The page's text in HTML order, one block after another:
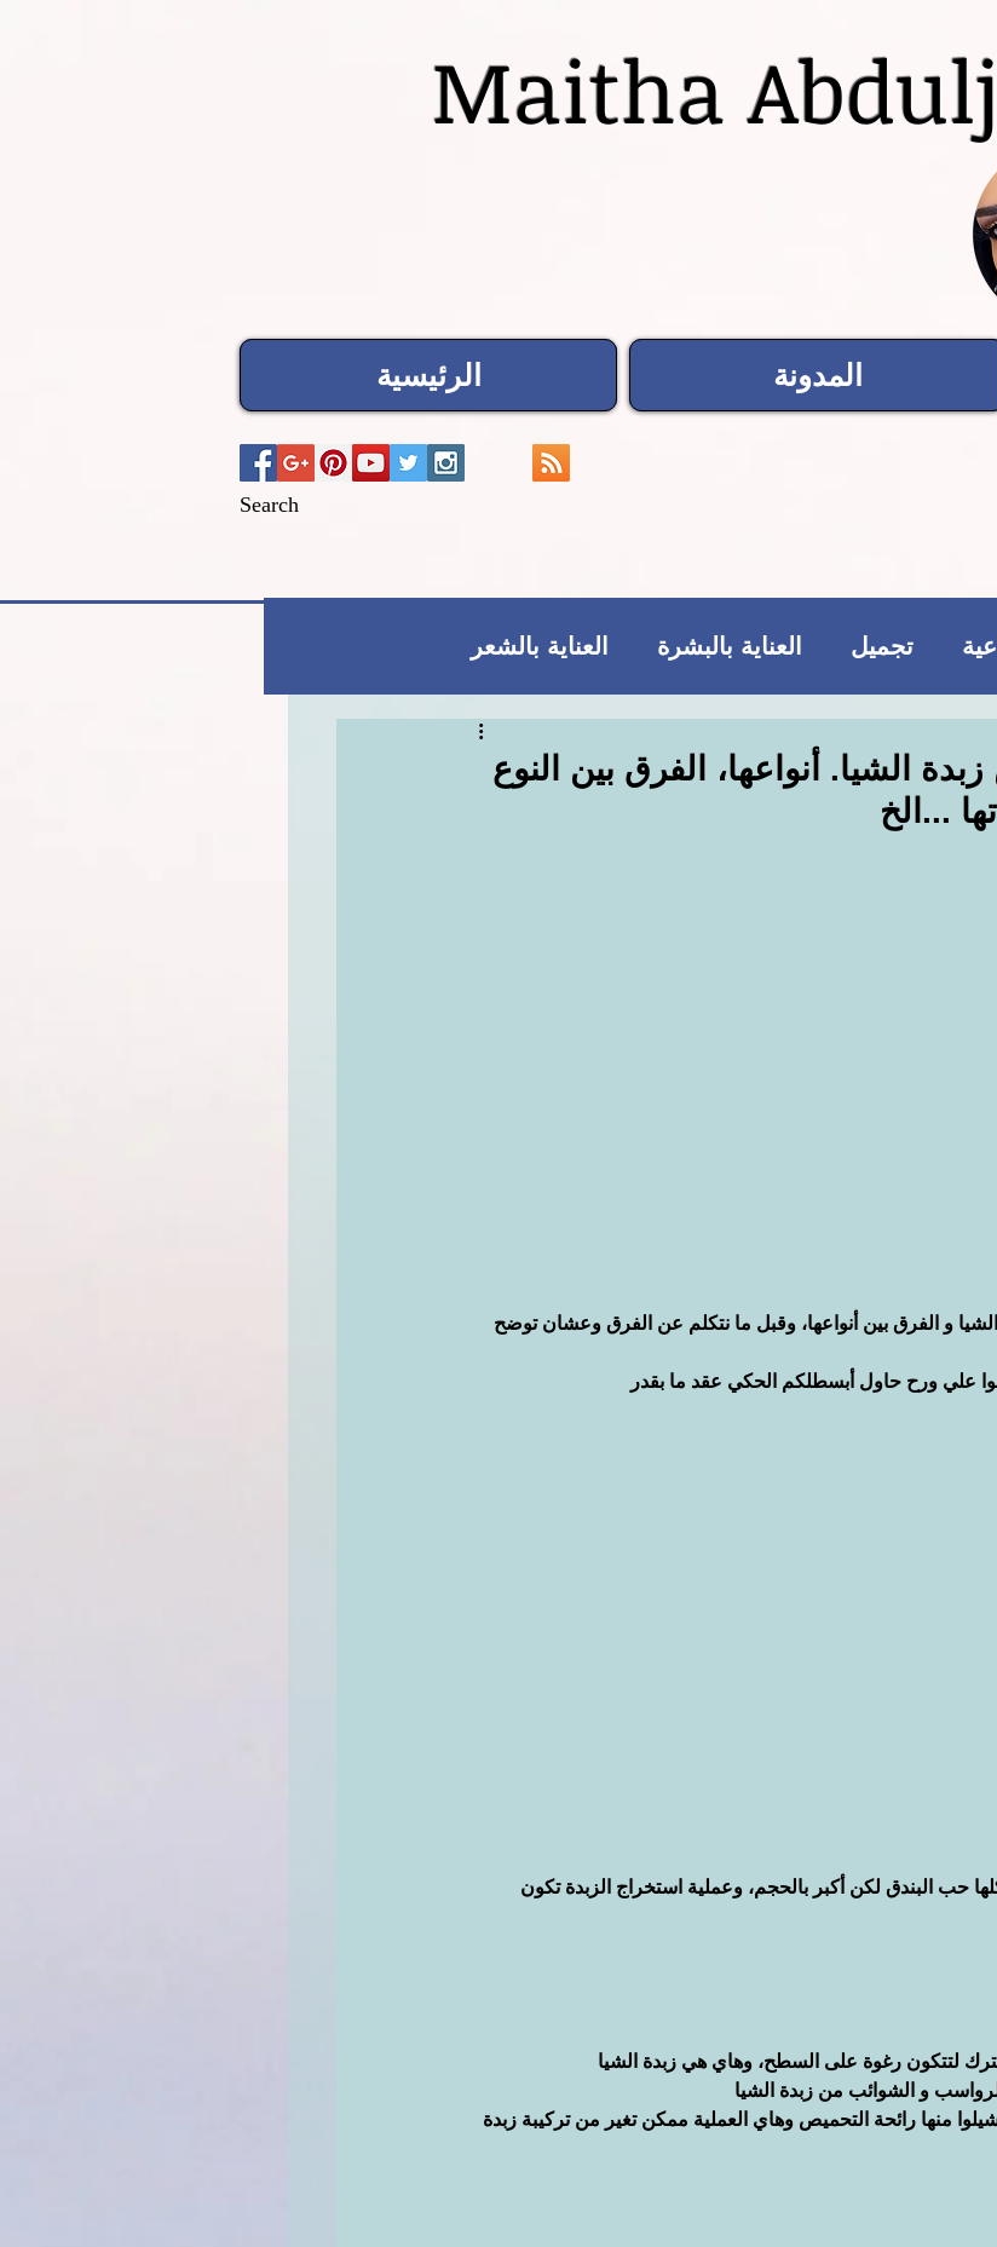
Maitha
الرئيسية المدونة
Search
تجميل العناية بالبشرة العناية بالشعر
مكملات غذائية العناية بالبشرة
فاشن و عطور
الشيا. أنواعها، الفرق بين النوع
...الخ
و الفرق بين أنواعها، وقبل ما نتكلم عن الفرق وعشان توضح
علي ورح حاول أبسطلكم الحكي عقد ما بقدر
حب البندق لكن أكبر بالحجم، وعملية استخراج الزبدة تكون
لتتكون رغوة على السطح، وهاي هي زبدة الشيا
و الشوائب من زبدة الشيا
منها رائحة التحميص وهاي العملية ممكن تغير من تركيبة زبدة